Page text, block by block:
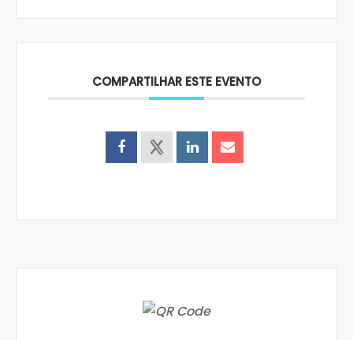
COMPARTILHAR ESTE EVENTO